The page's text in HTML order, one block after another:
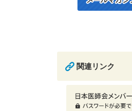
関連リンク